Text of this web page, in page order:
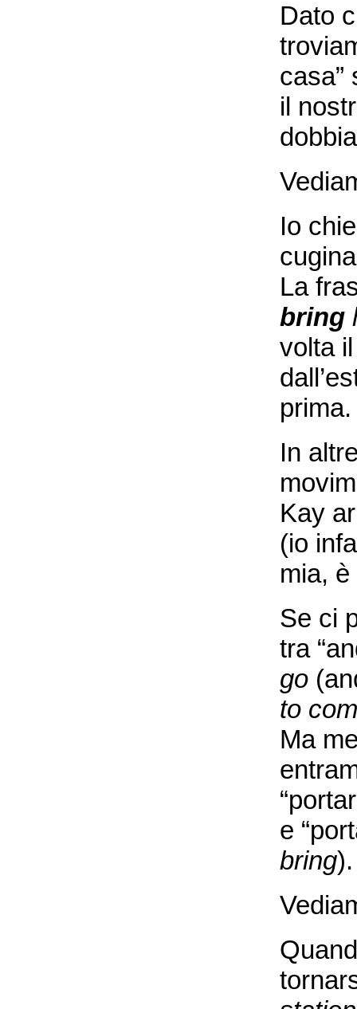
Dato
casa”
il
Io
La
bring
volta
prima.
In
Kay
(io
mia,
Se ci
tra
go
to
Ma
e
bring).